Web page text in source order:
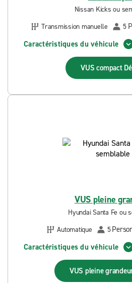
Nissan Kicks ou
Transmission manuelle
5
Caractéristiques du véhicule
VUS compact
VUS pleine
Hyundai Santa Fe ou
Automatique
5
Caractéristiques du véhicule
VUS pleine